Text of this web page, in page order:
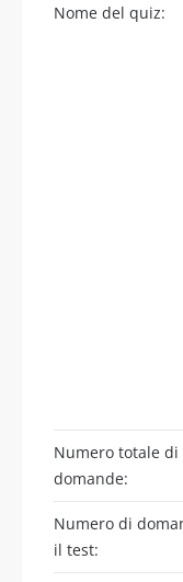
Nome del quiz:
Numero totale di
domande:
Numero di
il test: